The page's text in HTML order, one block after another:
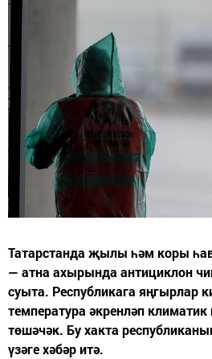
Татарстанда җылы һәм коры
— атна ахырында антициклон
суыта. Республикага яңгырлар
температура әкренләп
төшәчәк. Бу хакта
үзәге хәбәр итә.